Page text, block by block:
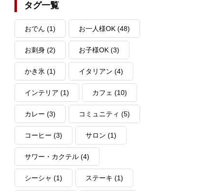
タグ一覧
おでん (1) お一人様OK (48)
お刺身 (2) お子様OK (3)
かき氷 (1) イタリアン (4)
インテリア (1) カフェ (10)
カレー (3) コミュニティ (5)
コーヒー (3) サロン (1)
サワー・カクテル (4)
シーシャ (1) ステーキ (1)